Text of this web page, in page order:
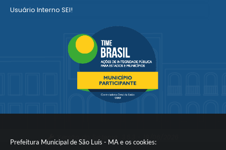
Prefeitura Municipal de São Luís - MA e os cookies:
Usuário Interno SEI!
Portal do Segurado
Manual de Gestão Patrimonial
Ver mais serviços para o Servidor